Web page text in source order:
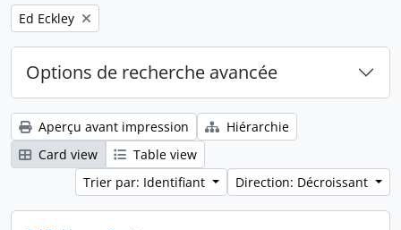
Remove filter:
Ed Eckley
Options de recherche avancée
Aperçu avant impression
Hiérarchie
Card view
Table view
Trier par: Identifiant
Direction: Décroissant